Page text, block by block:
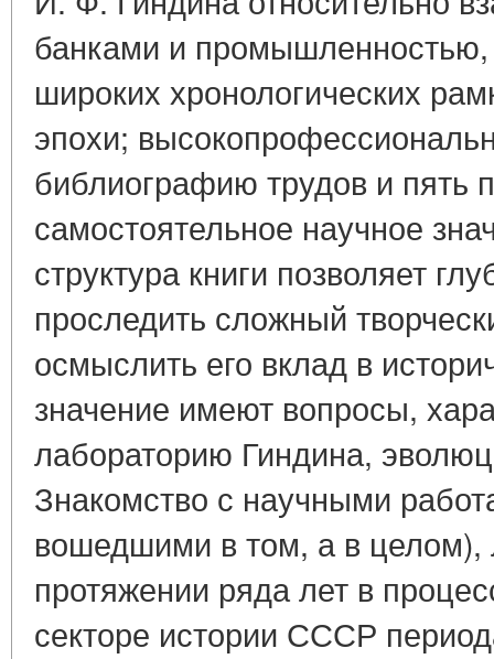
банками и
широких хронологических
эпохи;
библиографию трудов и
самостоятельное научное
структура книги позволяет
проследить сложный
осмыслить его вклад в
значение имеют вопросы,
лабораторию Гиндина,
Знакомство с научными
вошедшими в том, а в
протяжении ряда лет в
секторе истории СССР